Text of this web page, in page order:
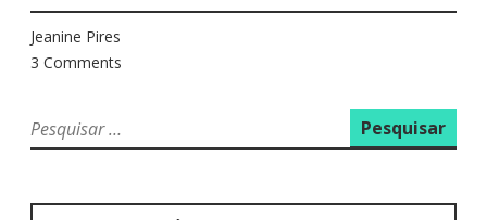
Jeanine Pires
3 Comments
P
e
q